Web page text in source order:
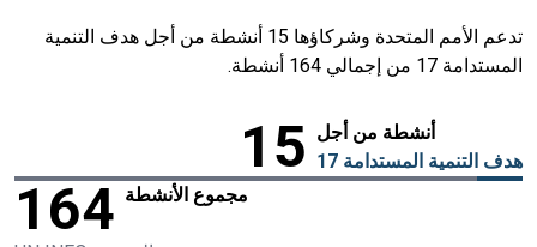
تدعم الأمم المتحدة وشركاؤها 15 أنشطة من أجل هدف التنمية
المستدامة 17 من إجمالي 164 أنشطة.
أنشطة من أجل
هدف التنمية المستدامة 17
15
مجموع الأنشطة 164